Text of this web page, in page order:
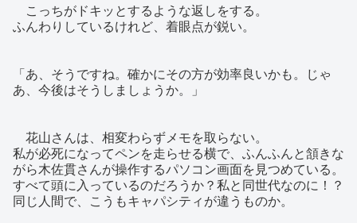
こっちがドキッとするような返しをする。
ふんわりしているけれど、着眼点が鋭い。
「あ、そうですね。確かにその方が効率良いかも。じゃ
あ、今後はそうしましょうか。」
花山さんは、相変わらずメモを取らない。
私が必死になってペンを走らせる横で、ふんふんと頷きな
がら木佐貫さんが操作するパソコン画面を見つめている。
すべて頭に入っているのだろうか？私と同世代なのに！？
同じ人間で、こうもキャパシティが違うものか。